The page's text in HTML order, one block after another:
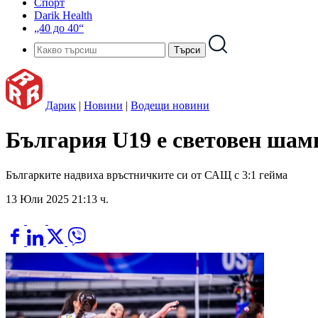
Спорт
Darik Health
„40 до 40“
Дарик | Новини | Водещи новини
България U19 е световен
Българките надвиха връстничките си от САЩ с 3:1 гейма
13 Юли 2025 21:13 ч.